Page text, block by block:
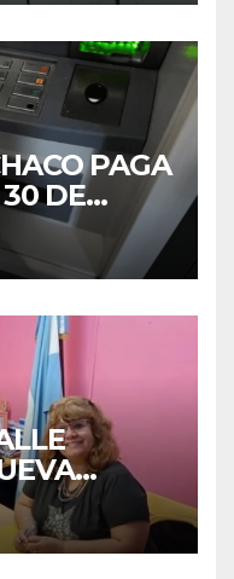
PAGA
DE
DE
N° 82
DE